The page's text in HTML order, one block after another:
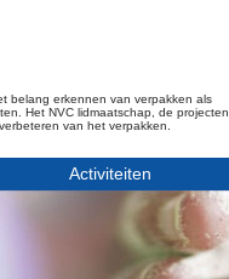
belang erkennen van verpakken als
Het NVC lidmaatschap, de projecten,
van het verpakken.
Activiteiten